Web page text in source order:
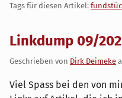
Tags für diesen Artikel:
Linkdump 09/
Geschrieben von Dirk Deimeke
Viel Spass bei den von